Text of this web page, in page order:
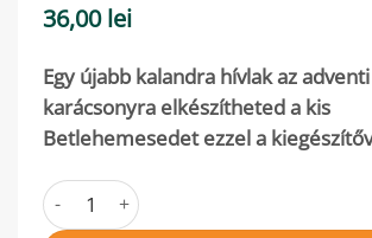
36,00lei
Egy újabb kalandra hívlak az
karácsonyra elkészítheted a kis
Betlehemesedet ezzel a
Betlehemes kiegészítő az adventi